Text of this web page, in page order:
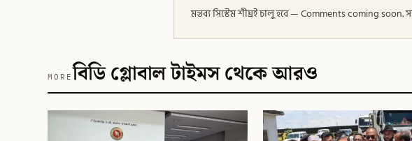
মন্তব্য সিস্টেম শীঘ্রই চালু হবে — Comments coming
MOREবিডি গ্লোবাল টাইমস থেকে আরও